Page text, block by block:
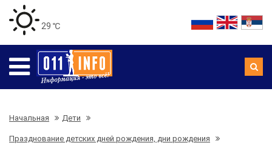
29 ℃
Начальная Дети
Празднование детских дней рождения, дни рождения